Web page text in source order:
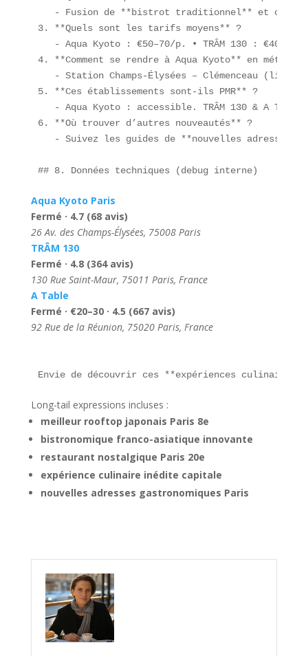
- Fusion de **bistrot traditionnel** et
3. **Quels sont les tarifs moyens** ?
- Aqua Kyoto : €50–70/p. • TRÂM 130 :
4. **Comment se rendre à Aqua Kyoto** en métro
- Station Champs-Élysées – Clémenceau
5. **Ces établissements sont-ils PMR** ?
- Aqua Kyoto : accessible. TRÂM 130 & A
6. **Où trouver d’autres nouveautés** ?
- Suivez les guides de **nouvelles adresses
## 8. Données techniques (debug interne)
Aqua Kyoto Paris
Fermé · 4.7 (68 avis)
26 Av. des Champs-Élysées, 75008 Paris
TRÂM 130
Fermé · 4.8 (364 avis)
130 Rue Saint-Maur, 75011 Paris, France
A Table
Fermé · €20–30 · 4.5 (667 avis)
92 Rue de la Réunion, 75020 Paris, France
Envie de découvrir ces **expériences
Long-tail expressions incluses :
meilleur rooftop japonais Paris 8e
bistronomique franco-asiatique innovante
restaurant nostalgique Paris 20e
expérience culinaire inédite capitale
nouvelles adresses gastronomiques Paris